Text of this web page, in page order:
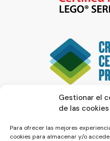
Gestionar el
de las cookies
Para ofrecer las mejores
cookies para almacenar y/o